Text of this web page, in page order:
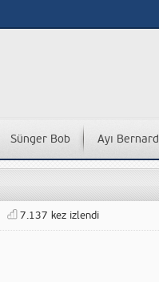
Sünger Bob Ayı Bernard
7.137 kez izlendi